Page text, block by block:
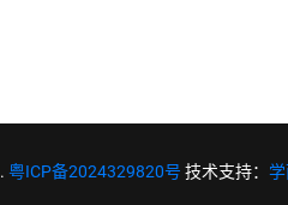
. 粤ICP备2024329820号 技术支持：